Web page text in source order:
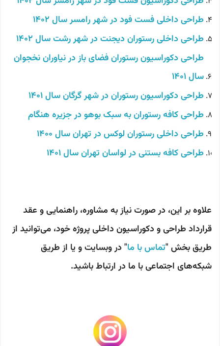
طراحی داخلی فست فود در شهر رامسر سال 1402
طراحی داخلی رستوران دیجنت در شهر رشت سال 1402
طراحی دکوراسیون رستوران فضای باز در نیاوران نخجوان
سال 1401
طراحی دکوراسیون رستوران در شهر گرگان سال 1401
طراحی کافه رستوران به سبک بوهو در جزیره هنگام
طراحی داخلی رستوران لوکس در تهران سال 1400
طراحی کافه بستنی در لواسان تهران سال 1401
علاوه بر این، در صورت نیاز به مشاوره، راهنمایی و عقد
قرارداد طراحی و دکوراسیون داخلی پروژه خود، می‌توانید از
طریق بخش "تماس با ما" در وبسایت و یا از طریق
شبکه‌های اجتماعی با ما در ارتباط باشید.